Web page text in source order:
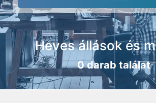
Heves állások és
0 darab találat